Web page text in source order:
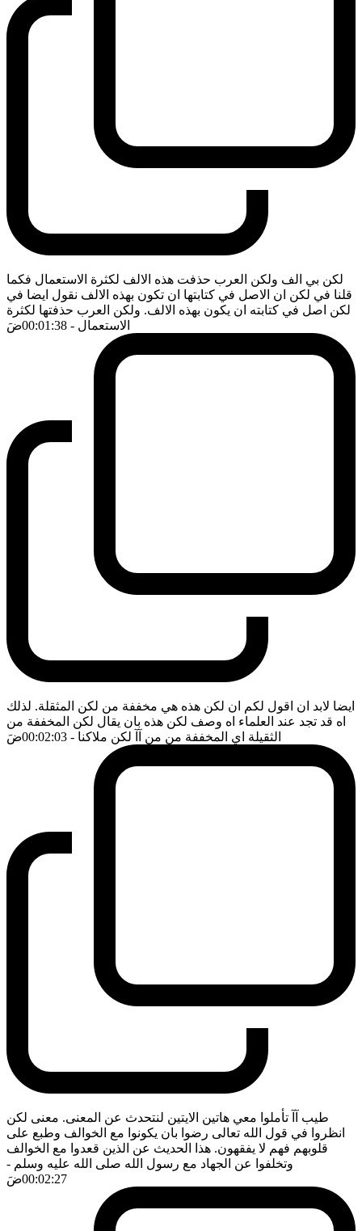
لكن بي الف ولكن العرب حذفت هذه الالف لكثرة الاستعمال فكما
قلنا في لكن ان الاصل في كتابتها ان تكون بهذه الالف نقول ايضا في
لكن اصل في كتابته ان يكون بهذه الالف. ولكن العرب حذفتها لكثرة
الاستعمال - 00:01:38 ضَ
ايضا لابد ان اقول لكم ان لكن هذه هي مخففة من لكن المثقلة. لذلك
اه قد تجد عند العلماء اه وصف لكن هذه بان يقال لكن المخففة من
الثقيلة اي المخففة من من آآ لكن ملاكنا - 00:02:03 ضَ
طيب آآ تأملوا معي هاتين الايتين لنتحدث عن المعنى. معنى لكن
انظروا في قول الله تعالى رضوا بان يكونوا مع الخوالف وطبع على
قلوبهم فهم لا يفقهون. هذا الحديث عن الذين قعدوا مع الخوالف
وتخلفوا عن الجهاد مع رسول الله صلى الله عليه وسلم -
00:02:27ضَ